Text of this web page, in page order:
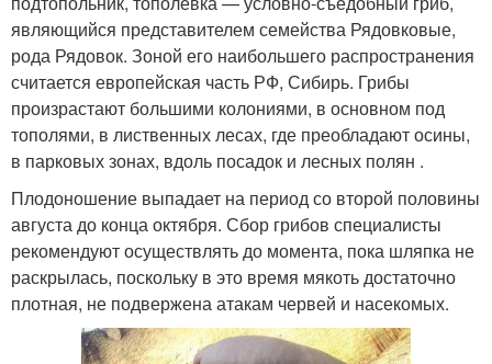
являющийся представителем семейства Рядовковые,
рода Рядовок. Зоной его наибольшего распространения
считается европейская часть РФ, Сибирь. Грибы
произрастают большими колониями, в основном под
тополями, в лиственных лесах, где преобладают осины,
в парковых зонах, вдоль посадок и лесных полян .
Плодоношение выпадает на период со второй половины
августа до конца октября. Сбор грибов специалисты
рекомендуют осуществлять до момента, пока шляпка не
раскрылась, поскольку в это время мякоть достаточно
плотная, не подвержена атакам червей и насекомых.